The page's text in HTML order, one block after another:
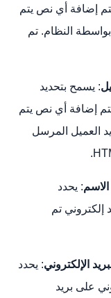
إضافة أي نص يتم
بواسطة النظام. تم
: يسمح بتحديد
إضافة أي نص يتم
العميل المرسل
: يحدد
إلكتروني تم
الإلكتروني: يحدد
على بريد